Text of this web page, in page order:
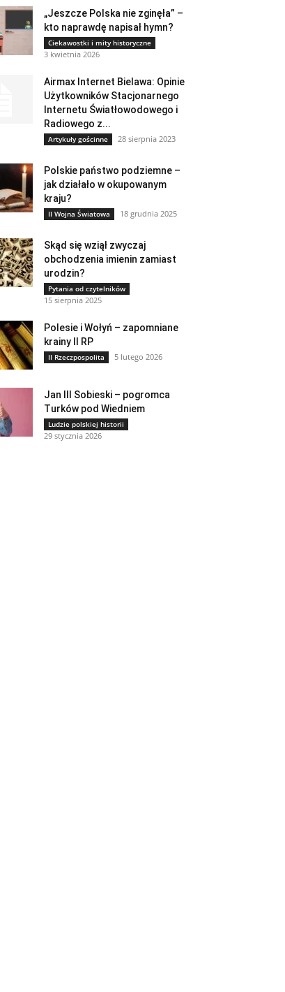
„Jeszcze Polska nie zginęła” –
kto naprawdę napisał hymn?
Ciekawostki i mity historyczne
3 kwietnia 2026
Airmax Internet Bielawa: Opinie
Użytkowników Stacjonarnego
Internetu Światłowodowego i
Radiowego z...
Artykuły gościnne 28 sierpnia 2023
Polskie państwo podziemne –
jak działało w okupowanym
kraju?
II Wojna Światowa 18 grudnia 2025
Skąd się wziął zwyczaj
obchodzenia imienin zamiast
urodzin?
Pytania od czytelników
15 sierpnia 2025
Polesie i Wołyń – zapomniane
krainy II RP
II Rzeczpospolita 5 lutego 2026
Jan III Sobieski – pogromca
Turków pod Wiedniem
Ludzie polskiej historii
29 stycznia 2026